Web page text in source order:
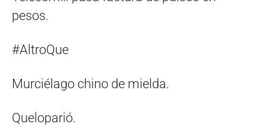
pesos.
#AltroQue
Murciélago chino de mielda.
Queloparió.